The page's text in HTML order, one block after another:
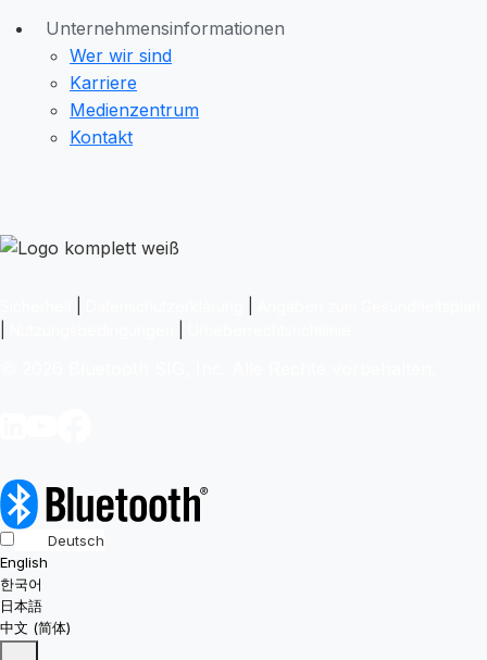
Unternehmensinformationen
Wer wir sind
Karriere
Medienzentrum
Kontakt
Deutsch
English
한국어
日本語
中文 (简体)